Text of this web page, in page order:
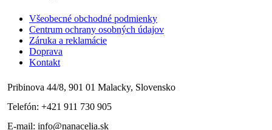
Všeobecné obchodné podmienky
Centrum ochrany osobných údajov
Záruka a reklamácie
Doprava
Kontakt
Pribinova 44/8, 901 01 Malacky, Slovensko
Telefón: +421 911 730 905
E-mail: info@nanacelia.sk